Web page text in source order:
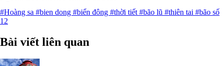
#Hoàng sa #bien dong #biển đông #thời tiết #bão lũ #thiên tai #bão số
12
Bài viết liên quan